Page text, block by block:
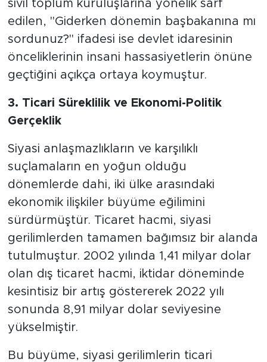
sivil toplum kuruluşlarına yönelik sarf
edilen, "Giderken dönemin başbakanına mı
sordunuz?" ifadesi ise devlet idaresinin
önceliklerinin insani hassasiyetlerin önüne
geçtiğini açıkça ortaya koymuştur.
3. Ticari Süreklilik ve Ekonomi-Politik
Gerçeklik
Siyasi anlaşmazlıkların ve karşılıklı
suçlamaların en yoğun olduğu
dönemlerde dahi, iki ülke arasındaki
ekonomik ilişkiler büyüme eğilimini
sürdürmüştür. Ticaret hacmi, siyasi
gerilimlerden tamamen bağımsız bir alanda
tutulmuştur. 2002 yılında 1,41 milyar dolar
olan dış ticaret hacmi, iktidar döneminde
kesintisiz bir artış göstererek 2022 yılı
sonunda 8,91 milyar dolar seviyesine
yükselmiştir.
​Bu büyüme, siyasi gerilimlerin ticari